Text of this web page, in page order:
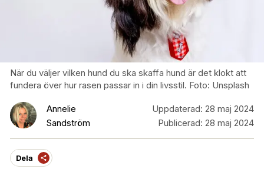
När du väljer vilken hund du ska skaffa hund är det klokt att
fundera över hur rasen passar in i din livsstil. Foto: Unsplash
Annelie
Sandström
Uppdaterad: 28 maj 2024
Publicerad: 28 maj 2024
Dela